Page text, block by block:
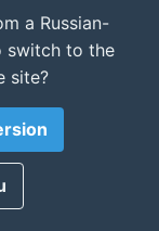
a Russian-
switch to the
site?
в
целях.
оборудованию
с этими